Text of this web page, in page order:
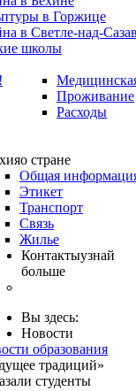
в Горжице
в Светле-над-
школы
Проживание
Расходы
о стране
Общая
Этикет
Транспорт
Связь
Жилье
Контактыузнай
больше
Вы здесь:
Новости
образования
традиций»
студенты